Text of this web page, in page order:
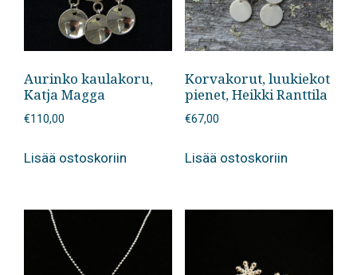
Aurinko kaulakoru,
Katja Magga
€110,00
Lisää ostoskoriin
Korvakorut, luukiekot
pienet, Heikki Ranttila
€67,00
Lisää ostoskoriin